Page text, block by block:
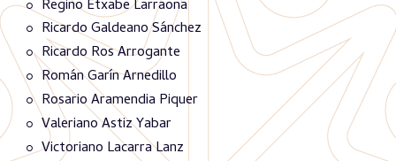
Regino Etxabe Larraona
Ricardo Galdeano Sánchez
Ricardo Ros Arrogante
Román Garín Arnedillo
Rosario Aramendia Piquer
Valeriano Astiz Yabar
Victoriano Lacarra Lanz